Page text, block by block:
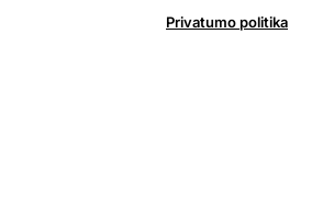
Privatumo politika